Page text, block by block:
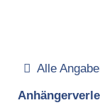
Alle